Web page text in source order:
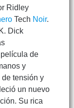
Ridley
Tech Noir.
Dick
de
y
tensión y
un nuevo
Su rica